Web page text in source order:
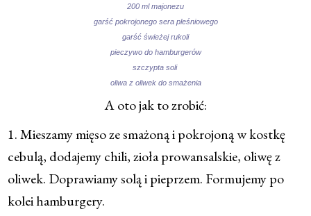
200 ml majonezu
garść pokrojonego sera pleśniowego
garść świeżej rukoli
pieczywo do hamburgerów
szczypta soli
oliwa z oliwek do smażenia
A oto jak to zrobić:
1. Mieszamy mięso ze smażoną i pokrojoną w kostkę
cebulą, dodajemy chili, zioła prowansalskie, oliwę z
oliwek. Doprawiamy solą i pieprzem. Formujemy po
kolei hamburgery.